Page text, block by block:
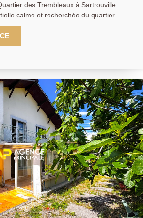
des Trembleaux à Sartrouville
calme et recherchée du quartier
maison familiale offre de beaux
pour une vie confortable. D'une
m² loi Carrez), elle est édifiée sur
avec deux placards dessert 4
dont une suite avec salle de bains et
et un W.C séparé. - Combles
idéal pour un bureau, une
d'appoint (7,18 m² loi Carrez / 35,26
profiterez d'une place de
d'une terrasse agréable et d'un
détente en famille. Une maison
pour une famille, à proximité des
paisible. Contactez-nous dès
pour obtenir plus d'informations ou